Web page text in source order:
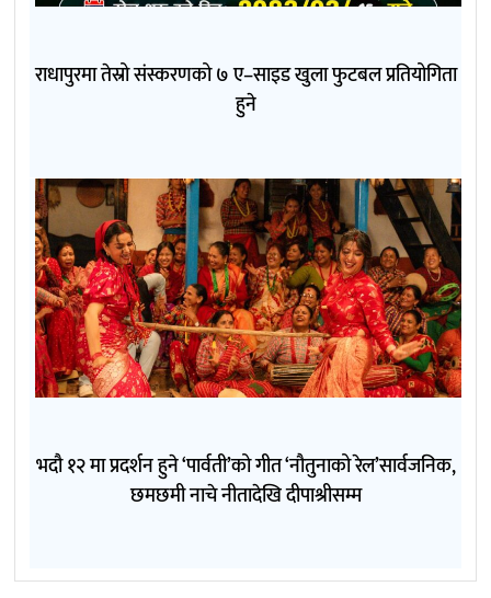
राधापुरमा तेस्रो संस्करणको ७ ए–साइड खुला फुटबल प्रतियोगिता
हुने
भदौ १२ मा प्रदर्शन हुने ‘पार्वती’को गीत ‘नौतुनाको रेल’सार्वजनिक,
छमछमी नाचे नीतादेखि दीपाश्रीसम्म